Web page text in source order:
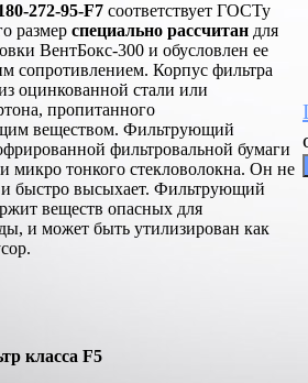
272-95-F7 соответствует ГОСТу
размер специально рассчитан для
ВентБокс-300 и обусловлен ее
сопротивлением. Корпус фильтра
оцинкованной стали или
пропитанного
веществом. Фильтрующий
фильтровальной бумаги
микро тонкого стекловолокна. Он не
и быстро высыхает. Фильтрующий
веществ опасных для
и может быть утилизирован как
класса F5